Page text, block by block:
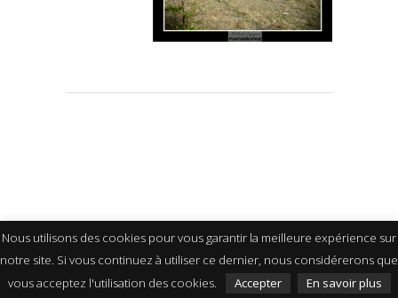
Nous utilisons des cookies pour vous garantir la meilleure expérience sur
notre site. Si vous continuez à utiliser ce dernier, nous considérerons que
vous acceptez l'utilisation des cookies.
Accepter En savoir plus